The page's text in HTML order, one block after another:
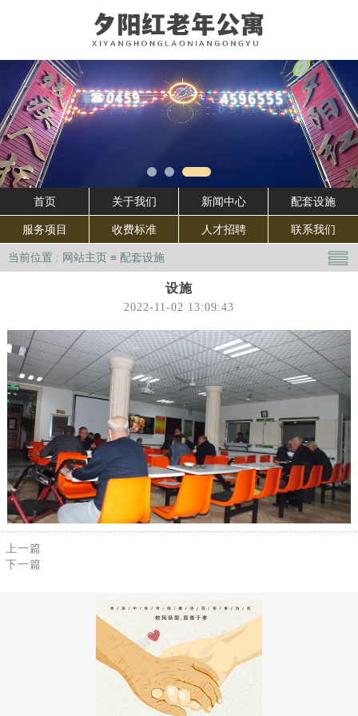
首页 关于我们 新闻中心 配套设施
服务项目 收费标准 人才招聘 联系我们
当前位置 : 网站主页 ≡ 配套设施
设施
2022-11-02 13:09:43
上一篇
下一篇